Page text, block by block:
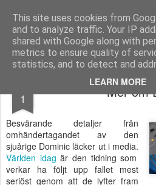
This site uses cookies from
and to analyze traffic. Your IP
shared with Google along with
metrics to ensure quality of
statistics, and to detect and
LEARN MORE
berno.se
Startsida
1 Mer om
Besvärande detaljer från
omhändertagandet av den
sjuårige Dominic läcker ut i media.
Världen idag är den tidning som
verkar ha följt upp fallet mest
seriöst genom att de lyfter fram